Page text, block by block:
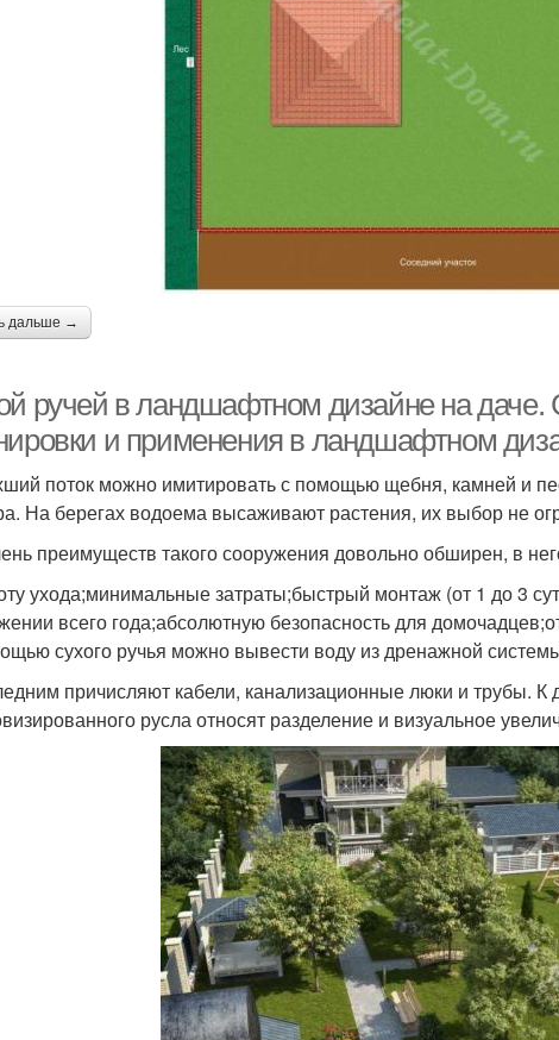
дальше →
ручей в ландшафтном дизайне на даче.
и применения в ландшафтном
поток можно имитировать с помощью щебня, камней и
На берегах водоема высаживают растения, их выбор не
преимуществ такого сооружения довольно обширен, в
ухода;минимальные затраты;быстрый монтаж (от 1 до 3
всего года;абсолютную безопасность для
сухого ручья можно вывести воду из дренажной
причисляют кабели, канализационные люки и трубы.
русла относят разделение и визуальное